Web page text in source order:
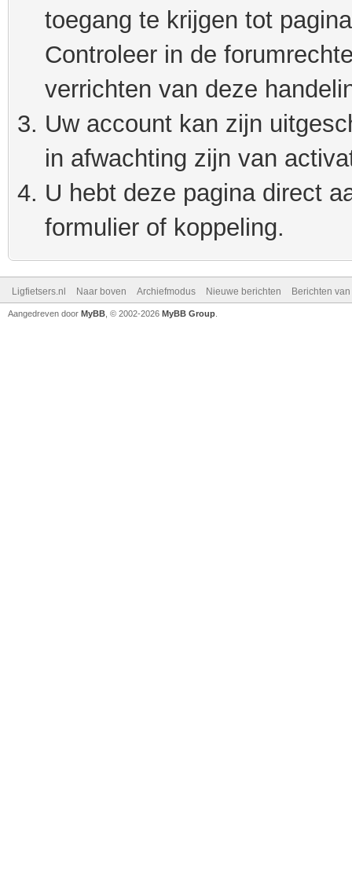
toegang te krijgen tot
Controleer in de
verrichten van deze
Uw account kan zijn
in afwachting zijn van
U hebt deze pagina direct
formulier of koppeling.
Ligfietsers.nl Naar boven Archiefmodus Nieuwe berichten Berichten
Aangedreven door MyBB , © 2002-2026 MyBB Group